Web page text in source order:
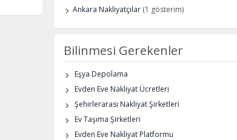
Ankara Nakliyatçılar (1 gösterim)
Bilinmesi Gerekenler
Eşya Depolama
Evden Eve Nakliyat Ücretleri
Şehirlerarası Nakliyat Şirketleri
Ev Taşıma Şirketleri
Evden Eve Nakliyat Platformu